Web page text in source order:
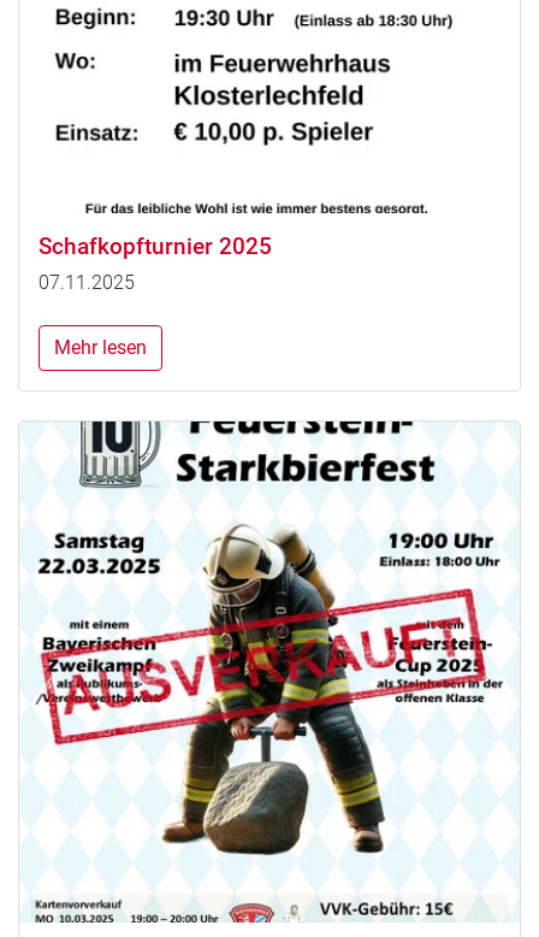
Schafkopfturnier 2025
07.11.2025
Mehr lesen